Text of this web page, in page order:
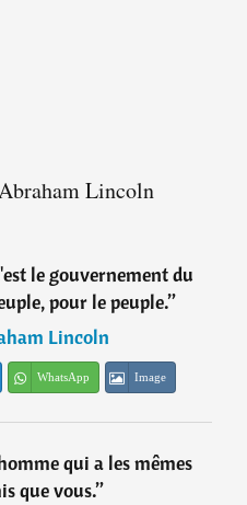
Lincoln
le gouvernement du
pour le peuple.”
Lincoln
WhatsApp Image
qui a les mêmes
que vous.”